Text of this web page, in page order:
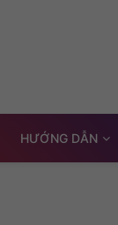
HƯỚNG DẪN